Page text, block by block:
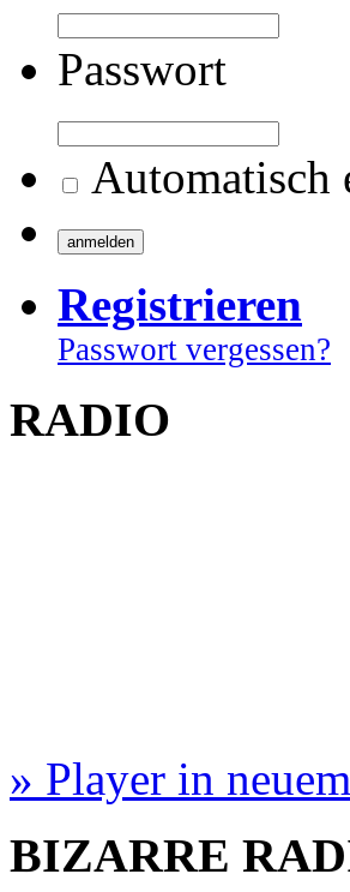
Passwort
Automatisch
Registrieren
Passwort vergessen?
RADIO
» Player in
BIZARRE